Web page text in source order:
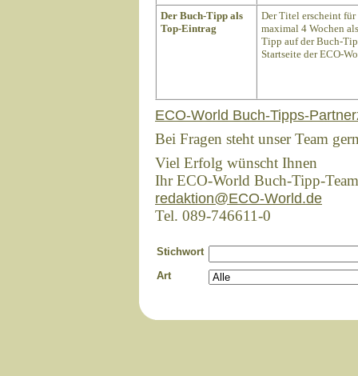
Der Buch-Tipp als
Top-Eintrag
Der Titel erscheint für
maximal 4 Wochen
Tipp auf der Buch-
Startseite der ECO-
ECO-World Buch-Tipps-
Bei Fragen steht unser Team
Viel Erfolg wünscht Ihnen
Ihr ECO-World Buch-Tipp-Team
redaktion@ECO-World.de
Tel. 089-746611-0
Stichwort
Art